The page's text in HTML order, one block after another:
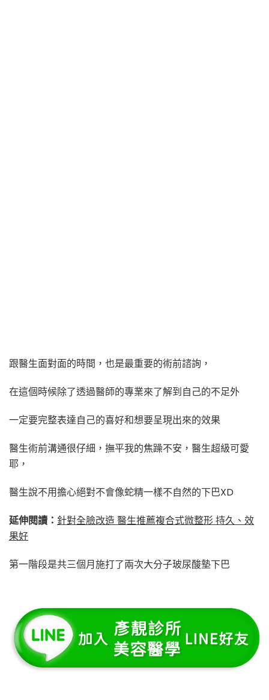
跟醫生面對面的時間，也是最重要的術前諮詢，
在這個時候除了透過醫師的專業來了解到自己的不足外
一定要完整表達自己的喜好和想要呈現出來的效果
醫生術前溝通很仔細，撫平我的焦躁不安，醫生超級可愛
耶，
醫生說不用擔心絕對不會像蛇精一樣不自然的下巴XD
延伸閱讀： 針對全臉改造 醫生推薦複合式微整形 持久、效
果好
第一階段是共三個月施打了兩次大分子玻尿酸墊下巴